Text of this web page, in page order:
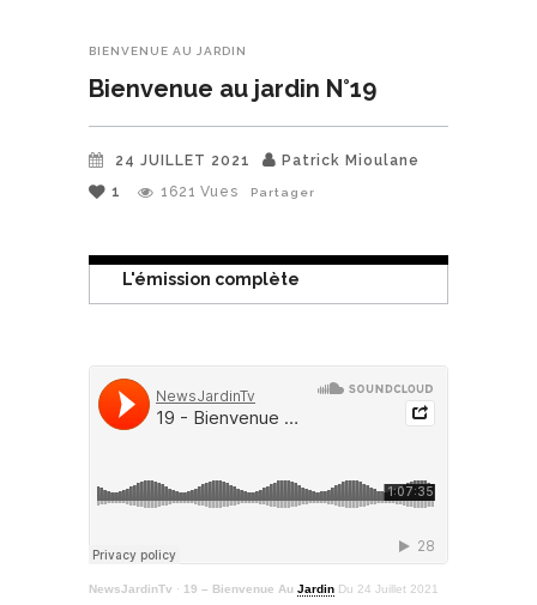
BIENVENUE AU JARDIN
Bienvenue au jardin N°19
24 JUILLET 2021
Patrick Mioulane
1
1621 Vues Partager
L'émission complète
NewsJardinTv · 19 – Bienvenue Au Jardin Du 24 Juillet 2021